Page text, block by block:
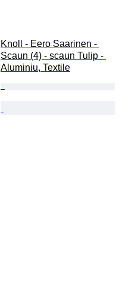
Knoll - Eero Saarinen -
Scaun (4) - scaun Tulip -
Aluminiu, Textile